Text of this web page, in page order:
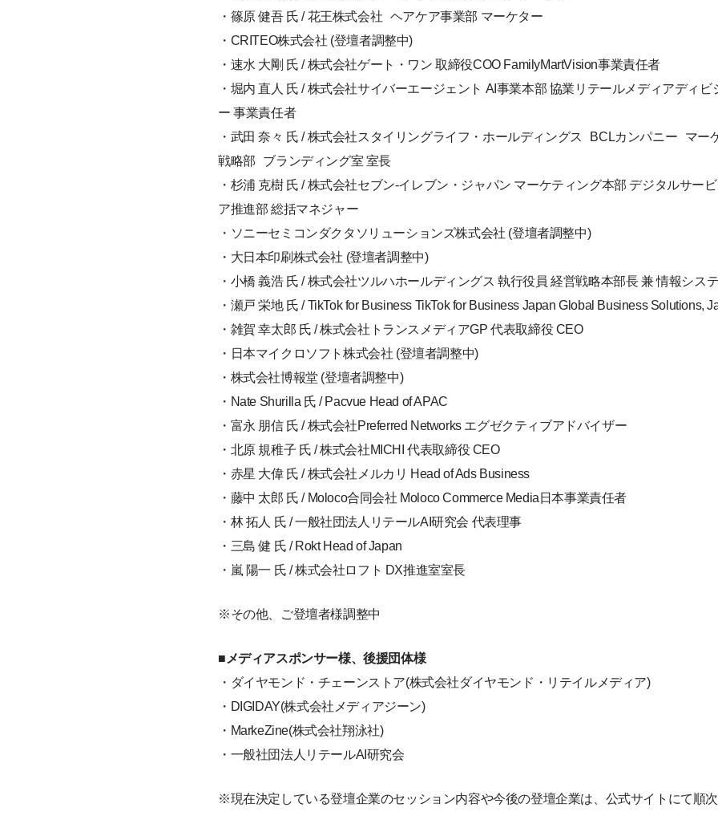
・篠原 健吾 氏 / 花王株式会社 ヘアケア事業部 マーケター
・CRITEO株式会社 (登壇者調整中)
・速水 大剛 氏 / 株式会社ゲート・ワン 取締役COO FamilyMartVision事業責任者
・堀内 直人 氏 / 株式会社サイバーエージェント AI事業本部 協業リテールメディアディビ
ー 事業責任者
・武田 奈々 氏 / 株式会社スタイリングライフ・ホールディングス BCLカンパニー マー
戦略部 ブランディング室 室長
・杉浦 克樹 氏 / 株式会社セブン-イレブン・ジャパン マーケティング本部 デジタルサー
ア推進部 総括マネジャー
・ソニーセミコンダクタソリューションズ株式会社 (登壇者調整中)
・大日本印刷株式会社 (登壇者調整中)
・小橋 義浩 氏 / 株式会社ツルハホールディングス 執行役員 経営戦略本部長 兼 情報シス
・瀬戸 栄地 氏 / TikTok for Business TikTok for Business Japan Global Business Solutions,
・雑賀 幸太郎 氏 / 株式会社トランスメディアGP 代表取締役 CEO
・日本マイクロソフト株式会社 (登壇者調整中)
・株式会社博報堂 (登壇者調整中)
・Nate Shurilla 氏 / Pacvue Head of APAC
・富永 朋信 氏 / 株式会社Preferred Networks エグゼクティブアドバイザー
・北原 規稚子 氏 / 株式会社MICHI 代表取締役 CEO
・赤星 大偉 氏 / 株式会社メルカリ Head of Ads Business
・藤中 太郎 氏 / Moloco合同会社 Moloco Commerce Media日本事業責任者
・林 拓人 氏 / 一般社団法人リテールAI研究会 代表理事
・三島 健 氏 / Rokt Head of Japan
・嵐 陽一 氏 / 株式会社ロフト DX推進室室長
※その他、ご登壇者様調整中
■メディアスポンサー様、後援団体様
・ダイヤモンド・チェーンストア(株式会社ダイヤモンド・リテイルメディア)
・DIGIDAY(株式会社メディアジーン)
・MarkeZine(株式会社翔泳社)
・一般社団法人リテールAI研究会
※現在決定している登壇企業のセッション内容や今後の登壇企業は、公式サイトにて順